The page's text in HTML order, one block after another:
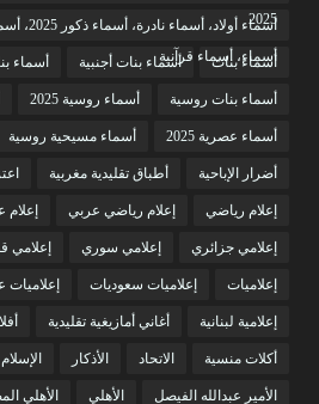
2025
أسماء
أسماء، أسماء قرآنية
أسماء بنات أسماء بنات أجنبية أسماء
أسماء بنات روسية أسماء روسية 2025
أسماء عصرية 2025 أسماء مسيحية روسية
أضرار الإباحية أطباق تقليدية مغربية
إعلام رياضي إعلام رياضي عربي
إعلامي جزائري إعلامي سوري
إعلاميات إعلاميات سعوديات
إعلامية لبنانية أغاني أمازيغية تقليدية
أكلات منسية الاتحاد الأذكار الإسلام
الأمير عبدالله الفيصل الأهلي الأهلي